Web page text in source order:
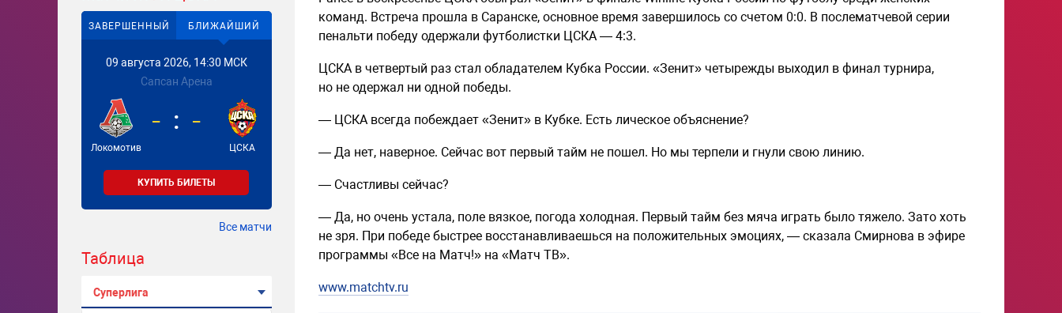
ЗАВЕРШЕННЫЙ БЛИЖАЙШИЙ
09 августа 2026, 14:30 МСК
Сапсан Арена
Локомотив
- -
ЦСКА
КУПИТЬ БИЛЕТЫ
Все матчи
Таблица
Суперлига
команд. Встреча прошла в Саранске, основное время завершилось со счетом 0:0. В послематчевой серии
пенальти победу одержали футболистки ЦСКА — 4:3.
ЦСКА в четвертый раз стал обладателем Кубка России. «Зенит» четырежды выходил в финал турнира,
но не одержал ни одной победы.
— ЦСКА всегда побеждает «Зенит» в Кубке. Есть лическое объяснение?
— Да нет, наверное. Сейчас вот первый тайм не пошел. Но мы терпели и гнули свою линию.
— Счастливы сейчас?
— Да, но очень устала, поле вязкое, погода холодная. Первый тайм без мяча играть было тяжело. Зато хоть
не зря. При победе быстрее восстанавливаешься на положительных эмоциях, — сказала Смирнова в эфире
программы «Все на Матч!» на «Матч ТВ».
www.matchtv.ru